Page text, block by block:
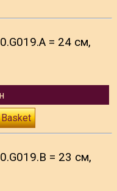
= 24 см,
= 23 см,